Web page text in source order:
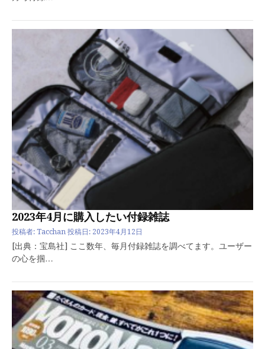
2023年4月に購入したい付録雑誌
投稿者: Tacchan 投稿日: 2023年4月12日
[出典：宝島社] ここ数年、毎月付録雑誌を調べてます。ユーザー
の心を掴…